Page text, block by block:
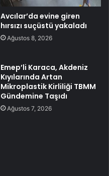
Avcılar’da evine giren
hırsızı suçüstü yakaladı
Ağustos 8, 2026
Emep’li Karaca, Akdeniz
Kıyılarında Artan
Mikroplastik Kirliliği TBMM
Gündemine Taşıdı
Ağustos 7, 2026